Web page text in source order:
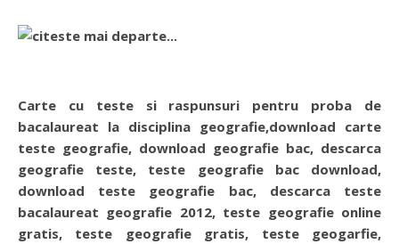
Carte cu teste si raspunsuri pentru proba de
bacalaureat la disciplina geografie,download carte
teste geografie, download geografie bac, descarca
geografie teste, teste geografie bac download,
download teste geografie bac, descarca teste
bacalaureat geografie 2012, teste geografie online
gratis, teste geografie gratis, teste geogarfie,